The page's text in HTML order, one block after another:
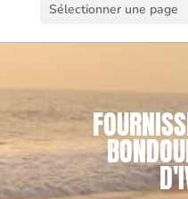
Sélectionner une page